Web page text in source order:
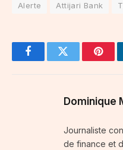
Alerte Attijari Bank
FacebookTwitter
Dominique
Journaliste
de finance et